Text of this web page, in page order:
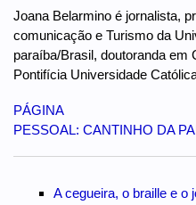
Joana Belarmino é jornalista,
comunicação e Turismo da
paraíba/Brasil, doutoranda em
Pontifícia Universidade
PÁGINA
PESSOAL: CANTINHO DA
A cegueira, o braille e o